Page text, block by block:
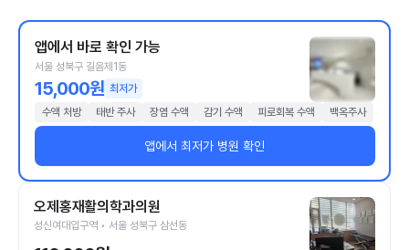
앱에서 바로 확인 가능
서울 성북구 길음제1동
15,000원 최저가
수액 처방
태반 주사 장염 수액 감기 수액 피로회복 수액 백옥주사
앱에서 최저가 병원 확인
오제홍재활의학과의원
성신여대입구역 • 서울 성북구 삼선동